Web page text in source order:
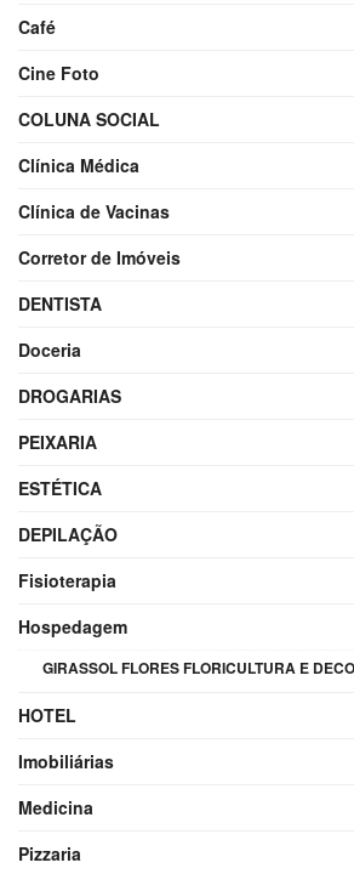
Café
Cine Foto
COLUNA SOCIAL
Clínica Médica
Clínica de Vacinas
Corretor de Imóveis
DENTISTA
Doceria
DROGARIAS
PEIXARIA
ESTÉTICA
DEPILAÇÃO
Fisioterapia
Hospedagem
GIRASSOL FLORES FLORICULTURA E
HOTEL
Imobiliárias
Medicina
Pizzaria